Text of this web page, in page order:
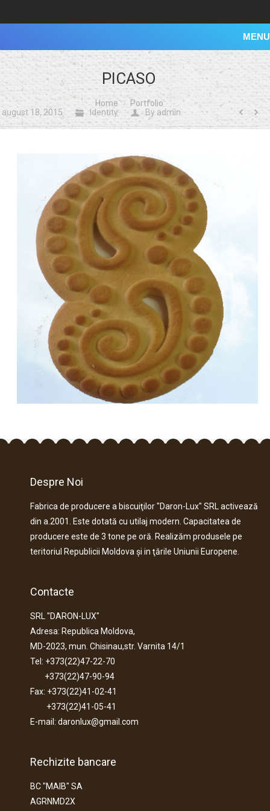
MENU
PICASO
You are here: Home
Portfolio
august 18, 2015
Identity By admin
Despre Noi
Fabrica de producere a biscuiţilor "Daron-Lux" SRL activează
din a.2001. Este dotată cu utilaj modern. Capacitatea de
producere este de 3 tone pe oră. Realizăm produsele pe
teritoriul Republicii Moldova şi in ţările Uniunii Europene.
Contacte
SRL "DARON-LUX"
Adresa: Republica Moldova,
MD-2023, mun. Chisinau,str. Varnita 14/1
Tel: +373(22)47-22-70
+373(22)47-90-94
Fax: +373(22)41-02-41
+373(22)41-05-41
E-mail: daronlux@gmail.com
Rechizite bancare
BC "MAIB" SA
AGRNMD2X